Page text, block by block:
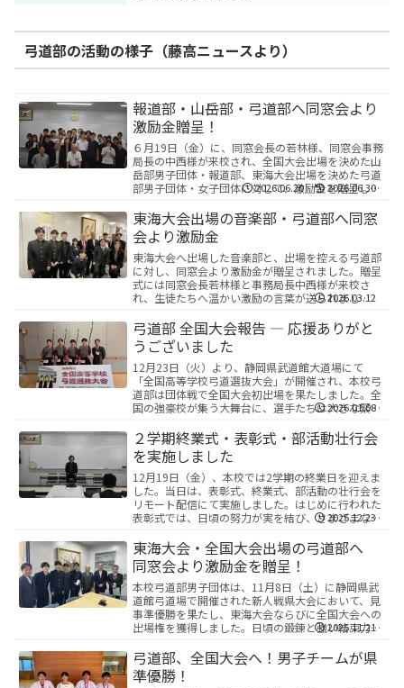
弓道部の活動の様子（藤高ニュースより）
報道部・山岳部・弓道部へ同窓会より
激励金贈呈！
６月19日（金）に、同窓会長の若林様、同窓会事務
局長の中西様が来校され、全国大会出場を決めた山
岳部男子団体・報道部、東海大会出場を決めた弓道
部男子団体・女子団体に対して、激励金を贈呈して
語られ、...
2026.06.20 2026.06.30
東海大会出場の音楽部・弓道部へ同窓
会より激励金
東海大会へ出場した音楽部と、出場を控える弓道部
に対し、同窓会より激励金が贈呈されました。贈呈
式には同窓会長若林様と事務局長中西様が来校さ
れ、生徒たちへ温かい激励の言葉が送られまし
回全日本中学生...
2026.03.12
弓道部 全国大会報告 ― 応援ありがと
うございました
12月23日（火）より、静岡県武道館大道場にて
「全国高等学校弓道選抜大会」が開催され、本校弓
道部は団体戦で全国大会初出場を果たしました。全
国の強豪校が集う大舞台に、選手たちは大きな緊張
成果を発揮...
2026.01.08
２学期終業式・表彰式・部活動壮行会
を実施しました
12月19日（金）、本校では2学期の終業日を迎えま
した。当日は、表彰式、終業式、部活動の壮行会を
リモート配信にて実施しました。はじめに行われた
表彰式では、日頃の努力が実を結び、さまざまな分
【表彰内...
2025.12.23
東海大会・全国大会出場の弓道部へ
同窓会より激励金を贈呈！
本校弓道部男子団体は、11月8日（土）に静岡県武
道館弓道場で開催された新人戦県大会において、見
事準優勝を果たし、東海大会ならびに全国大会への
出場権を獲得しました。日頃の鍛錬と強い結束力が
には...
2025.11.21
弓道部、全国大会へ！男子チームが県
準優勝！